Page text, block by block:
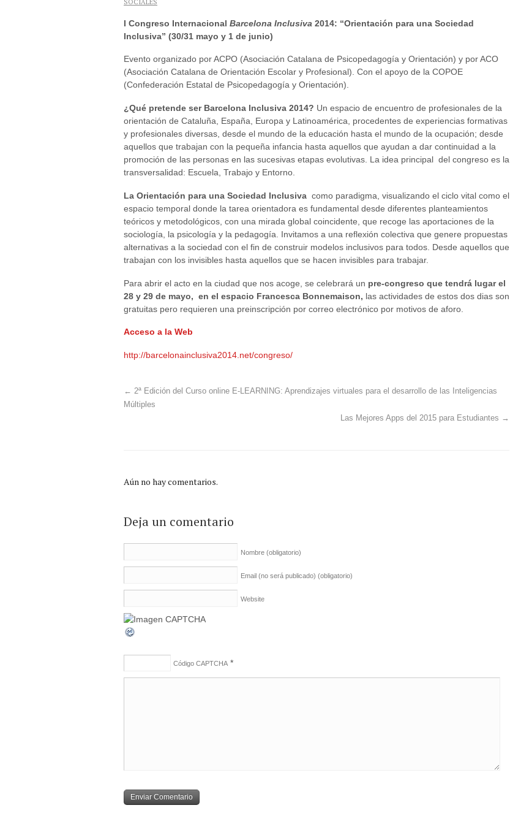
SOCIALES
I Congreso Internacional Barcelona Inclusiva 2014: “Orientación para una Sociedad
Inclusiva” (30/31 mayo y 1 de junio)
Evento organizado por ACPO (Asociación Catalana de Psicopedagogía y Orientación) y por ACO
(Asociación Catalana de Orientación Escolar y Profesional). Con el apoyo de la COPOE
(Confederación Estatal de Psicopedagogía y Orientación).
¿Qué pretende ser Barcelona Inclusiva 2014? Un espacio de encuentro de profesionales de la
orientación de Cataluña, España, Europa y Latinoamérica, procedentes de experiencias formativas
y profesionales diversas, desde el mundo de la educación hasta el mundo de la ocupación; desde
aquellos que trabajan con la pequeña infancia hasta aquellos que ayudan a dar continuidad a la
promoción de las personas en las sucesivas etapas evolutivas. La idea principal del congreso es la
transversalidad: Escuela, Trabajo y Entorno.
La Orientación para una Sociedad Inclusiva como paradigma, visualizando el ciclo vital como el
espacio temporal donde la tarea orientadora es fundamental desde diferentes planteamientos
teóricos y metodológicos, con una mirada global coincidente, que recoge las aportaciones de la
sociología, la psicología y la pedagogía. Invitamos a una reflexión colectiva que genere propuestas
alternativas a la sociedad con el fin de construir modelos inclusivos para todos. Desde aquellos que
trabajan con los invisibles hasta aquellos que se hacen invisibles para trabajar.
Para abrir el acto en la ciudad que nos acoge, se celebrará un pre-congreso que tendrá lugar el
28 y 29 de mayo, en el espacio Francesca Bonnemaison, las actividades de estos dos dias son
gratuitas pero requieren una preinscripción por correo electrónico por motivos de aforo.
Acceso a la Web
http://barcelonainclusiva2014.net/congreso/
← 2ª Edición del Curso online E-LEARNING: Aprendizajes virtuales para el desarrollo de las Inteligencias
Múltiples
Las Mejores Apps del 2015 para Estudiantes →
Aún no hay comentarios.
Deja un comentario
Nombre (obligatorio)
Email (no será publicado) (obligatorio)
Website
Código CAPTCHA *